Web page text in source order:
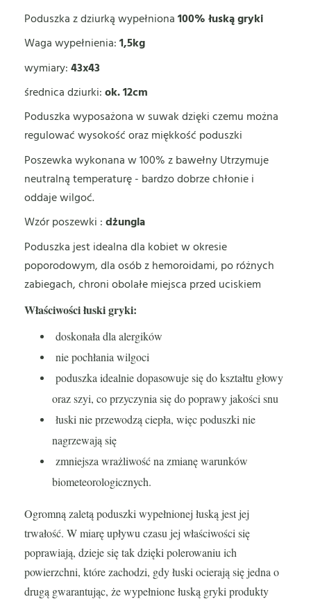
Poduszka z dziurką wypełniona100% łuską gryki
Waga wypełnienia:1,5kg
wymiary:43x43
średnica dziurki:ok. 12cm
Poduszka wyposażona w suwak dzięki czemu można
regulować wysokość oraz miękkość poduszki
Poszewka wykonana w 100% z bawełny Utrzymuje
neutralną temperaturę - bardzo dobrze chłonie i
oddaje wilgoć.
Wzór poszewki :dżungla
Poduszka jest idealna dla kobiet w okresie
poporodowym, dla osób z hemoroidami, po różnych
zabiegach, chroni obolałe miejsca przed uciskiem
Właściwości łuski gryki:
doskonała dla alergików
nie pochłania wilgoci
poduszka idealnie dopasowuje się do kształtu głowy
oraz szyi, co przyczynia się do poprawy jakości snu
łuski nie przewodzą ciepła, więc poduszki nie
nagrzewają się
zmniejsza wrażliwość na zmianę warunków
biometeorologicznych.
Ogromną zaletą poduszki wypełnionej łuską jest jej
trwałość. W miarę upływu czasu jej właściwości się
poprawiają, dzieje się tak dzięki polerowaniu ich
powierzchni, które zachodzi, gdy łuski ocierają się jedna o
drugą gwarantując, że wypełnione łuską gryki produkty